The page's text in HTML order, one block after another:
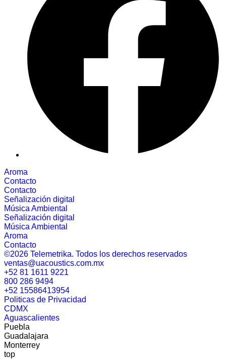
Aroma
Contacto
Contacto
Señalización digital
Música Ambiental
Señalización digital
Música Ambiental
Aroma
Contacto
©2026 Telemetrika. Todos los derechos reservados
ventas@uacoustics.com.mx
+52 81 1611 9221
800 286 9494
+52 15586413954
Politicas de Privacidad
CDMX
Aguascalientes
Puebla
Guadalajara
Monterrey
top